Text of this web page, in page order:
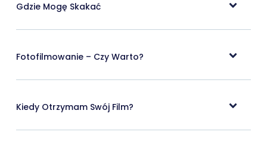
Gdzie Mogę Skakać
Fotofilmowanie – Czy Warto?
Kiedy Otrzymam Swój Film?